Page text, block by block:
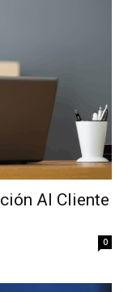
Al Cliente
0